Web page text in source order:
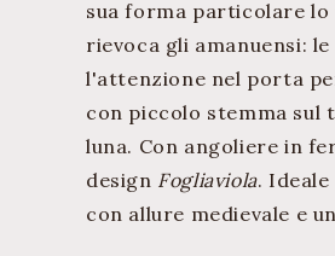
sua forma particolare lo
rievoca gli amanuensi:
l'attenzione nel porta
con piccolo stemma sul
luna. Con angoliere in
design Fogliaviola.
con allure medievale e